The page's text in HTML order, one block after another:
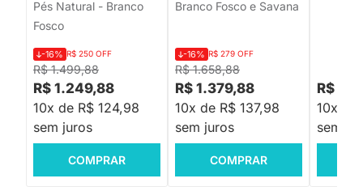
Pés Natural - Branco
Fosco
R$ 1.499,88
-16% R$ 250 OFF
R$ 1.249,88
10x de R$ 124,98
sem juros
COMPRAR
Branco Fosco e Savana
R$ 1.658,88
-16% R$ 279 OFF
R$ 1.379,88
10x de R$ 137,98
sem juros
COMPRAR
R$
10x de
sem